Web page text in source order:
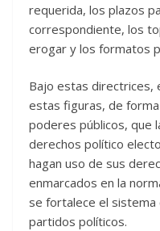
requerida, los plazos
correspondiente, los
erogar y los formatos
Bajo estas directrices,
estas figuras, de
poderes públicos, que
derechos político
hagan uso de sus
enmarcados en la
se fortalece el sistema
partidos políticos.